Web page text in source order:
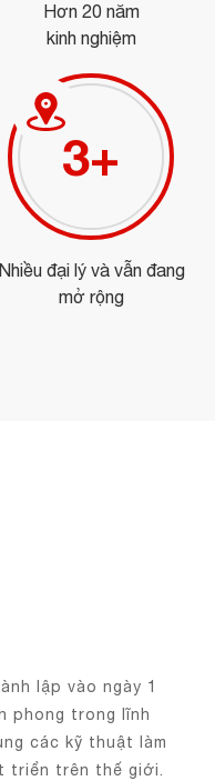
Hơn 20 năm
kinh nghiệm
4+
Nhiều đại lý và vẫn đang
mở rộng
lập vào ngày 1
phong trong lĩnh
các kỹ thuật làm
triển trên thế giới.